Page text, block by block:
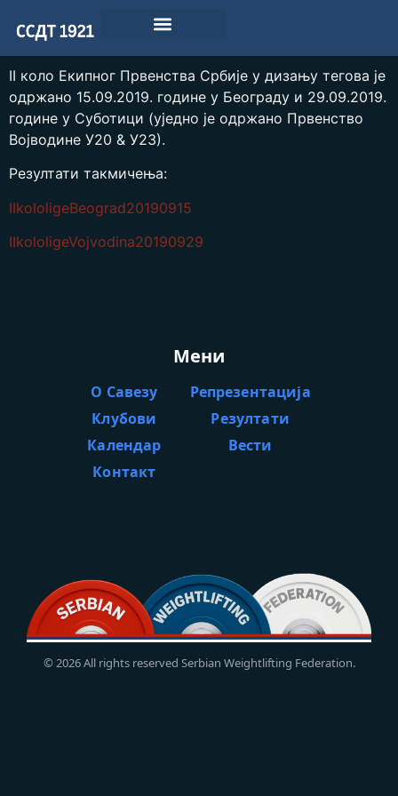
II коло Екипног Првенства Србије у дизању тегова је
одржано 15.09.2019. године у Београду и 29.09.2019.
године у Суботици (уједно je одржано Првенство
Војводине У20 & У23).
Резултати такмичења:
IIkololigeBeograd20190915
IIkololigeVojvodina20190929
Мени
О Савезу
Репрезентација
Клубови
Резултати
Календар
Вести
Контакт
© 2026 All rights reserved Serbian Weightlifting Federation.